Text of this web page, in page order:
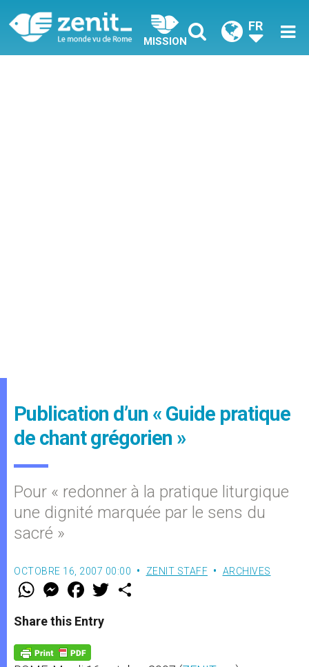
MISSION
FR
Publication d’un « Guide pratique
de chant grégorien »
Pour « redonner à la pratique liturgique
une dignité marquée par le sens du
sacré »
OCTOBRE 16, 2007 00:00 ZENIT STAFF ARCHIVES
W
t
s
p
p
M
e
s
e
g
e
F
a
e
b
o
k
w
Share this Entry